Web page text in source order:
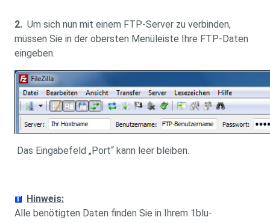
2. Um sich nun mit einem FTP-Server zu verbinden,
müssen Sie in der obersten Menüleiste Ihre FTP-Daten
eingeben.
Das Eingabefeld „Port“ kann leer bleiben.
Hinweis:
Alle benötigten Daten finden Sie in Ihrem 1blu-